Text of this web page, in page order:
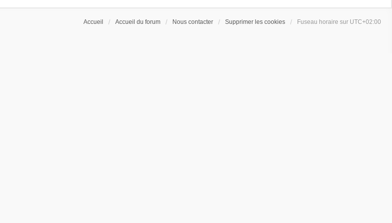
Accueil Accueil du forum Nous contacter Supprimer les cookies Fuseau horaire sur UTC+02:00